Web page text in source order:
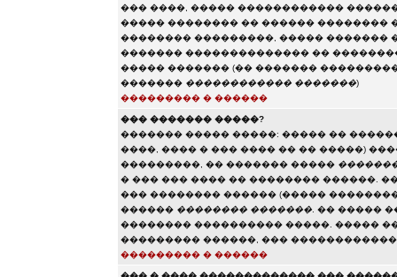
��� ����, ����� ������������
����� �������� �� ������ ��������
�������� ���������, ����� �������
������� �������������� ��
����� ������� (�� �������
������� ������������ �������)
��������� � ������
��� ������� �����?
������� ����� �����: ����� ��
����, ���� � ��� ���� �� �� �����)
���������, �� ������� �����
� ��� ��� ���� �� �������� ������.
��� �������� ������ (�����
������ �������� �������. �� �����
�������� ���������� �����. �����
��������� ������, ���
��������� � ������